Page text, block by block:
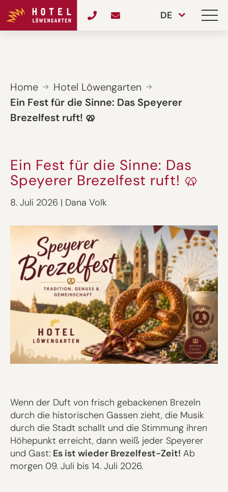
DE
Home
Hotel Löwengarten
Ein Fest für die Sinne: Das Speyerer
Brezelfest ruft! 🥨
Ein Fest für die Sinne: Das
Speyerer Brezelfest ruft! 🥨
8. Juli 2026 | Dana Volk
Wenn der Duft von frisch gebackenen Brezeln
durch die historischen Gassen zieht, die Musik
durch die Stadt schallt und die Stimmung ihren
Höhepunkt erreicht, dann weiß jeder Speyerer
und Gast: Es ist wieder Brezelfest-Zeit! Ab
morgen 09. Juli bis 14. Juli 2026.